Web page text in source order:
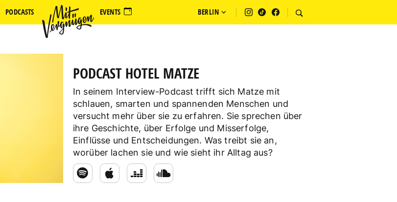
BERLIN
PODCASTS EVENTS
PODCAST HOTEL MATZE
In seinem Interview-Podcast trifft sich Matze mit
schlauen, smarten und spannenden Menschen und
versucht mehr über sie zu erfahren. Sie sprechen über
ihre Geschichte, über Erfolge und Misserfolge,
Einflüsse und Entscheidungen. Was treibt sie an,
worüber lachen sie und wie sieht ihr Alltag aus?